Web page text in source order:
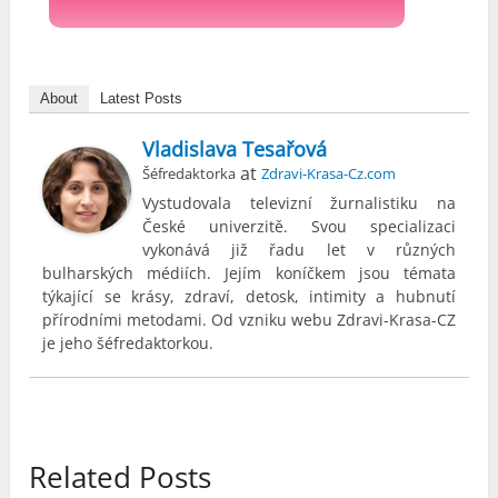
About Latest Posts
Vladislava Tesařová
Šéfredaktorka atZdravi-Krasa-Cz.com
Vystudovala televizní žurnalistiku na
České univerzitě. Svou specializaci
vykonává již řadu let v různých
bulharských médiích. Jejím koníčkem jsou témata
týkající se krásy, zdraví, detosk, intimity a hubnutí
přírodními metodami. Od vzniku webu Zdravi-Krasa-CZ
je jeho šéfredaktorkou.
Related Posts